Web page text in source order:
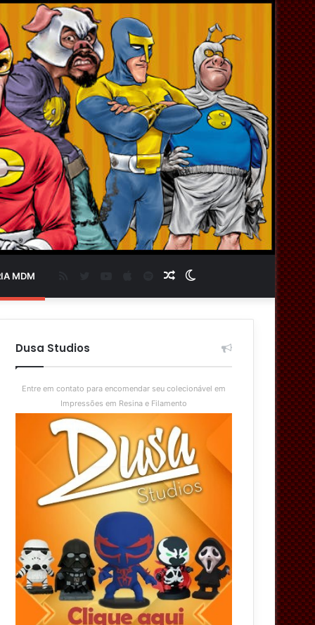
MDM
skin
Artigo
aleatório
Spotify
Dusa Studios
Entre em contato para encomendar seu colecionável em
Impressões em Resina e Filamento